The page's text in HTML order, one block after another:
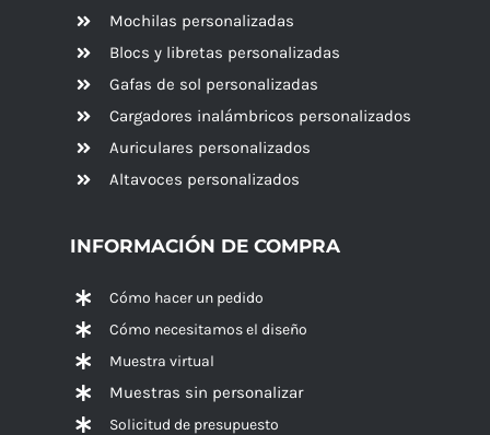
Mochilas personalizadas
Blocs y libretas personalizadas
Gafas de sol personalizadas
Cargadores inalámbricos personalizados
Auriculares personalizados
Altavoces personalizados
INFORMACIÓN DE COMPRA
Cómo hacer un pedido
Cómo necesitamos el diseño
Muestra virtual
Muestras sin personalizar
Solicitud de presupuesto